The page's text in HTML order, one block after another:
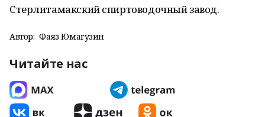
Стерлитамакский спиртоводочный завод.
Автор: Фаяз Юмагузин
Читайте нас